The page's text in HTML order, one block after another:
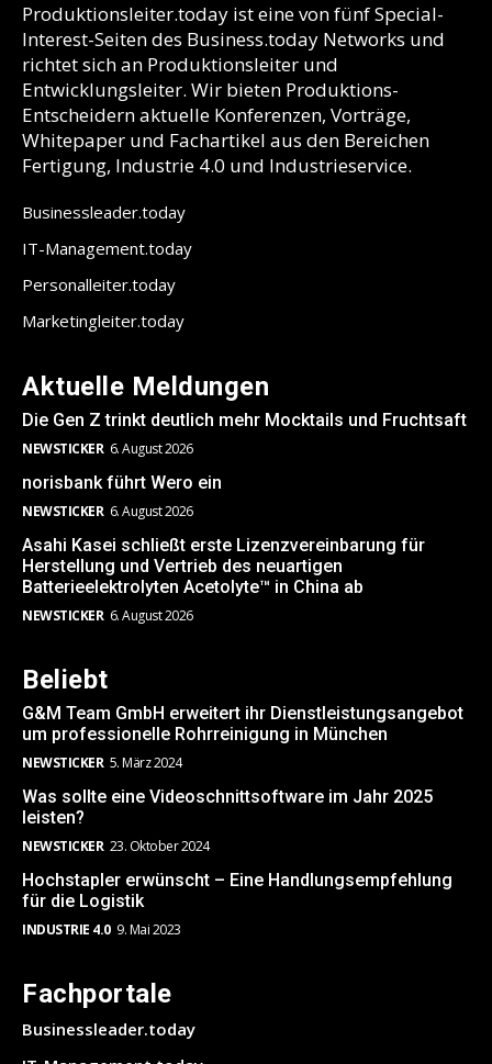
Produktionsleiter.today ist eine von fünf Special-
Interest-Seiten des Business.today Networks und
richtet sich an Produktionsleiter und
Entwicklungsleiter. Wir bieten Produktions-
Entscheidern aktuelle Konferenzen, Vorträge,
Whitepaper und Fachartikel aus den Bereichen
Fertigung, Industrie 4.0 und Industrieservice.
Businessleader.today
IT-Management.today
Personalleiter.today
Marketingleiter.today
Aktuelle Meldungen
Die Gen Z trinkt deutlich mehr Mocktails und Fruchtsaft
NEWSTICKER 6. August 2026
norisbank führt Wero ein
NEWSTICKER 6. August 2026
Asahi Kasei schließt erste Lizenzvereinbarung für
Herstellung und Vertrieb des neuartigen
Batterieelektrolyten Acetolyte™ in China ab
NEWSTICKER 6. August 2026
Beliebt
G&M Team GmbH erweitert ihr Dienstleistungsangebot
um professionelle Rohrreinigung in München
NEWSTICKER 5. März 2024
Was sollte eine Videoschnittsoftware im Jahr 2025
leisten?
NEWSTICKER 23. Oktober 2024
Hochstapler erwünscht – Eine Handlungsempfehlung
für die Logistik
INDUSTRIE 4.0 9. Mai 2023
Fachportale
Businessleader.today